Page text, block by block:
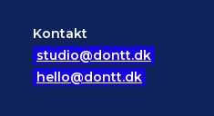
Kontakt
studio@dontt.dk
hello@dontt.dk